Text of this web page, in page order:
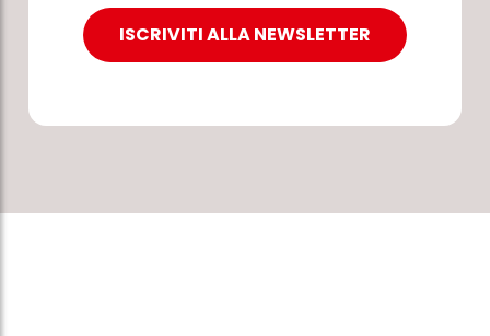
ISCRIVITI ALLA NEWSLETTER